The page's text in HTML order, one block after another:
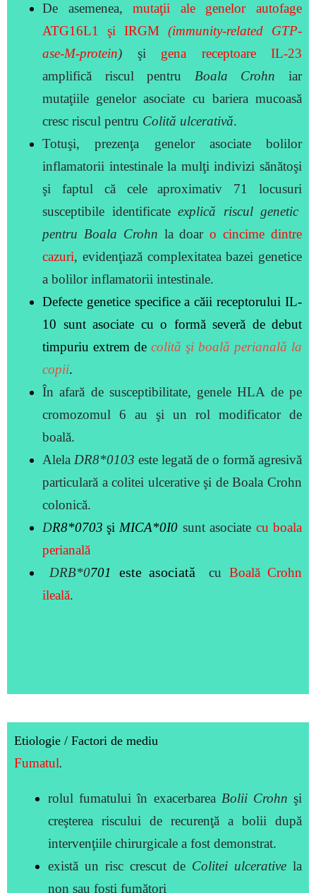
De asemenea,mutaţii ale genelor autofage
ATG16L1 şi IRGM (immunity-related GTP-
ase-M-protein) şi gena receptoare IL-23
amplifică riscul pentru Boala Crohn iar
mutaţiile genelor asociate cu bariera mucoasă
cresc riscul pentru Colită ulcerativă.
Totuşi, prezenţa genelor asociate bolilor
inflamatorii intestinale la mulţi indivizi sănătoşi
şi faptul că cele
aproximativ 71 locusuri
susceptibile identificate explică riscul genetic
pentru Boala Crohn la doaro cincime dintre
cazuri, evidenţiază complexitatea bazei genetice
a bolilor inflamatorii intestinale.
Defecte genetice specifice a căii receptorului IL-
10 sunt asociate cu o formă severă de debut
timpuriu extrem de colită şi boală perianală la
copii.
În afară de susceptibilitate, genele HLA de pe
cromozomul 6 au şi un rol modificator de
boală.
Alela DR8*0103 este legată de o formă agresivă
particulară a colitei ulcerative şi de Boala Crohn
colonică.
DR8*0703 şi MICA*0I0 sunt asociate cu boala
perianală
DRB*0701 este asociată cu Boală Crohn
ileală.
Etiologie / Factori de mediu
Fumatul.
rolul fumatului în exacerbarea Bolii Crohn şi
creşterea riscului de recurenţă a bolii după
intervenţiile chirurgicale a fost demonstrat.
există un risc crescut de Colitei ulcerative la
non sau foşti fumători